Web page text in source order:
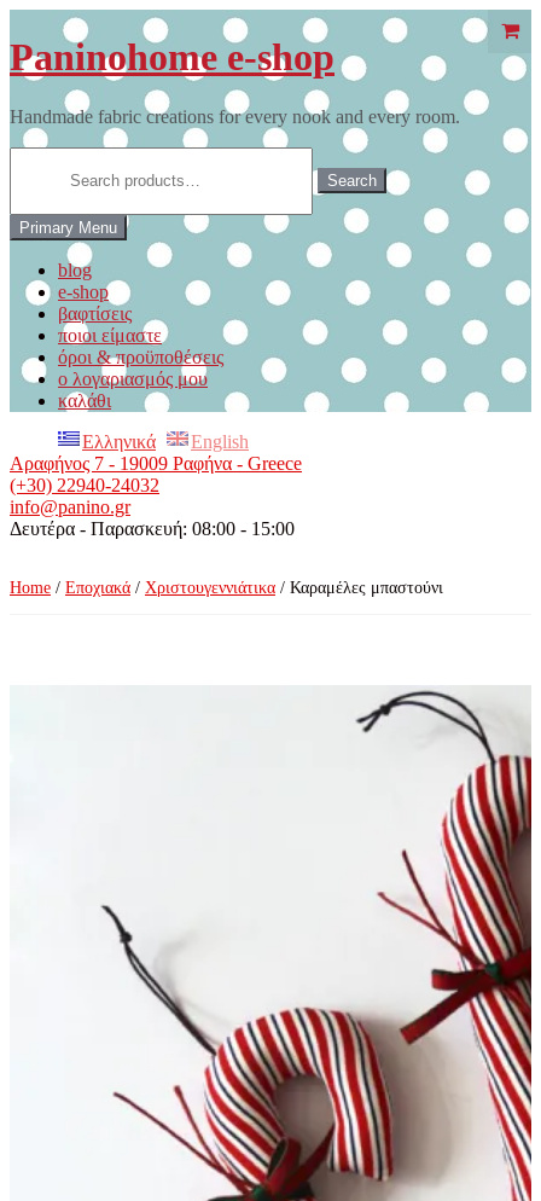
to
content
Paninohome e-shop
Handmade fabric creations for every nook and every room.
Search
Primary Menu
blog
e-shop
βαφτίσεις
ποιοι είμαστε
όροι & προϋποθέσεις
ο λογαριασμός μου
καλάθι
Ελληνικά
English
Αραφήνος 7 - 19009 Ραφήνα - Greece
(+30) 22940-24032
info@panino.gr
Δευτέρα - Παρασκευή: 08:00 - 15:00
Home / Εποχιακά / Χριστουγεννιάτικα / Καραμέλες μπαστούνι